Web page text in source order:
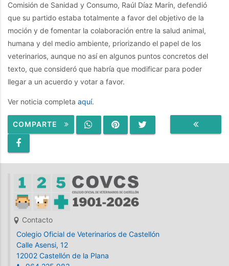
Comisión de Sanidad y Consumo, Raúl Díaz Marín, defendió
que su partido estaba totalmente a favor del objetivo de la
moción y de fomentar la colaboración entre la salud animal,
humana y del medio ambiente, priorizando el papel de los
veterinarios, aunque no así en algunos puntos concretos del
texto, que consideró que habría que modificar para poder
llegar a un acuerdo y votar a favor.
Ver noticia completa aquí.
COMPARTE
Contacto
Colegio Oficial de Veterinarios de Castellón
Calle Asensi, 12
12002 Castellón de la Plana